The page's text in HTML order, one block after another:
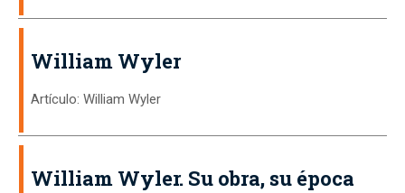
William Wyler
Artículo: William Wyler
William Wyler. Su obra, su época